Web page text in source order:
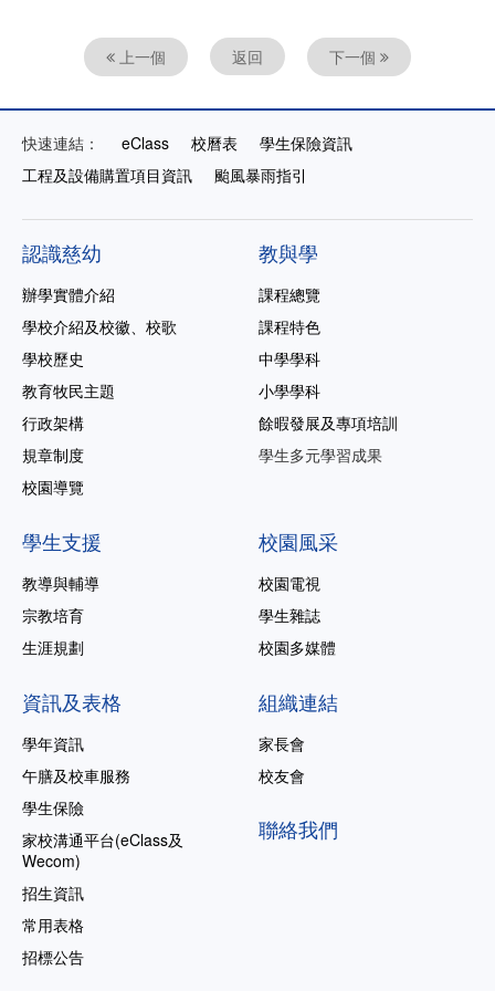
上一個 返回 下一個
快速連結： eClass 校曆表
學生保險資訊
工程及設備購置項目資訊
颱風暴雨指引
認識慈幼
辦學實體介紹
學校介紹及校徽、校歌
學校歷史
教育牧民主題
行政架構
規章制度
校園導覽
教與學
課程總覽
課程特色
中學學科
小學學科
餘暇發展及專項培訓
學生多元學習成果
學生支援
教導與輔導
宗教培育
生涯規劃
校園風采
校園電視
學生雜誌
校園多媒體
資訊及表格
學年資訊
午膳及校車服務
學生保險
家校溝通平台(eClass及
Wecom)
招生資訊
常用表格
招標公告
組織連結
家長會
校友會
聯絡我們